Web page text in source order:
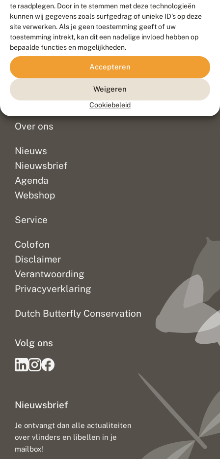
te raadplegen. Door in te stemmen met deze technologieën
kunnen wij gegevens zoals surfgedrag of unieke ID's op deze
site verwerken. Als je geen toestemming geeft of uw
toestemming intrekt, kan dit een nadelige invloed hebben op
bepaalde functies en mogelijkheden.
Accepteren
Weigeren
Cookiebeleid
Contact
Veelgestelde vragen
Doneer
Over ons
Nieuws
Nieuwsbrief
Agenda
Webshop
Service
Colofon
Disclaimer
Verantwoording
Privacyverklaring
Dutch Butterfly Conservation
Nieuwsbrief
Je ontvangt dan alle actualiteiten
over vlinders en libellen in je
mailbox!
Volg ons
Meld waarnemingen© 2026 Vlinderstichting
Duurzaam ontwikkeld door
Go2People
, ontworpen door
Blue Field Agency
Privacy
Disclaimer
Sitemap